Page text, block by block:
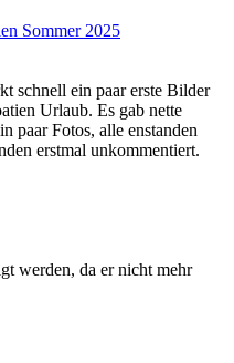
Sommer 2025
schnell ein paar erste Bilder
Urlaub. Es gab nette
paar Fotos, alle enstanden
erstmal unkommentiert.
werden, da er nicht mehr